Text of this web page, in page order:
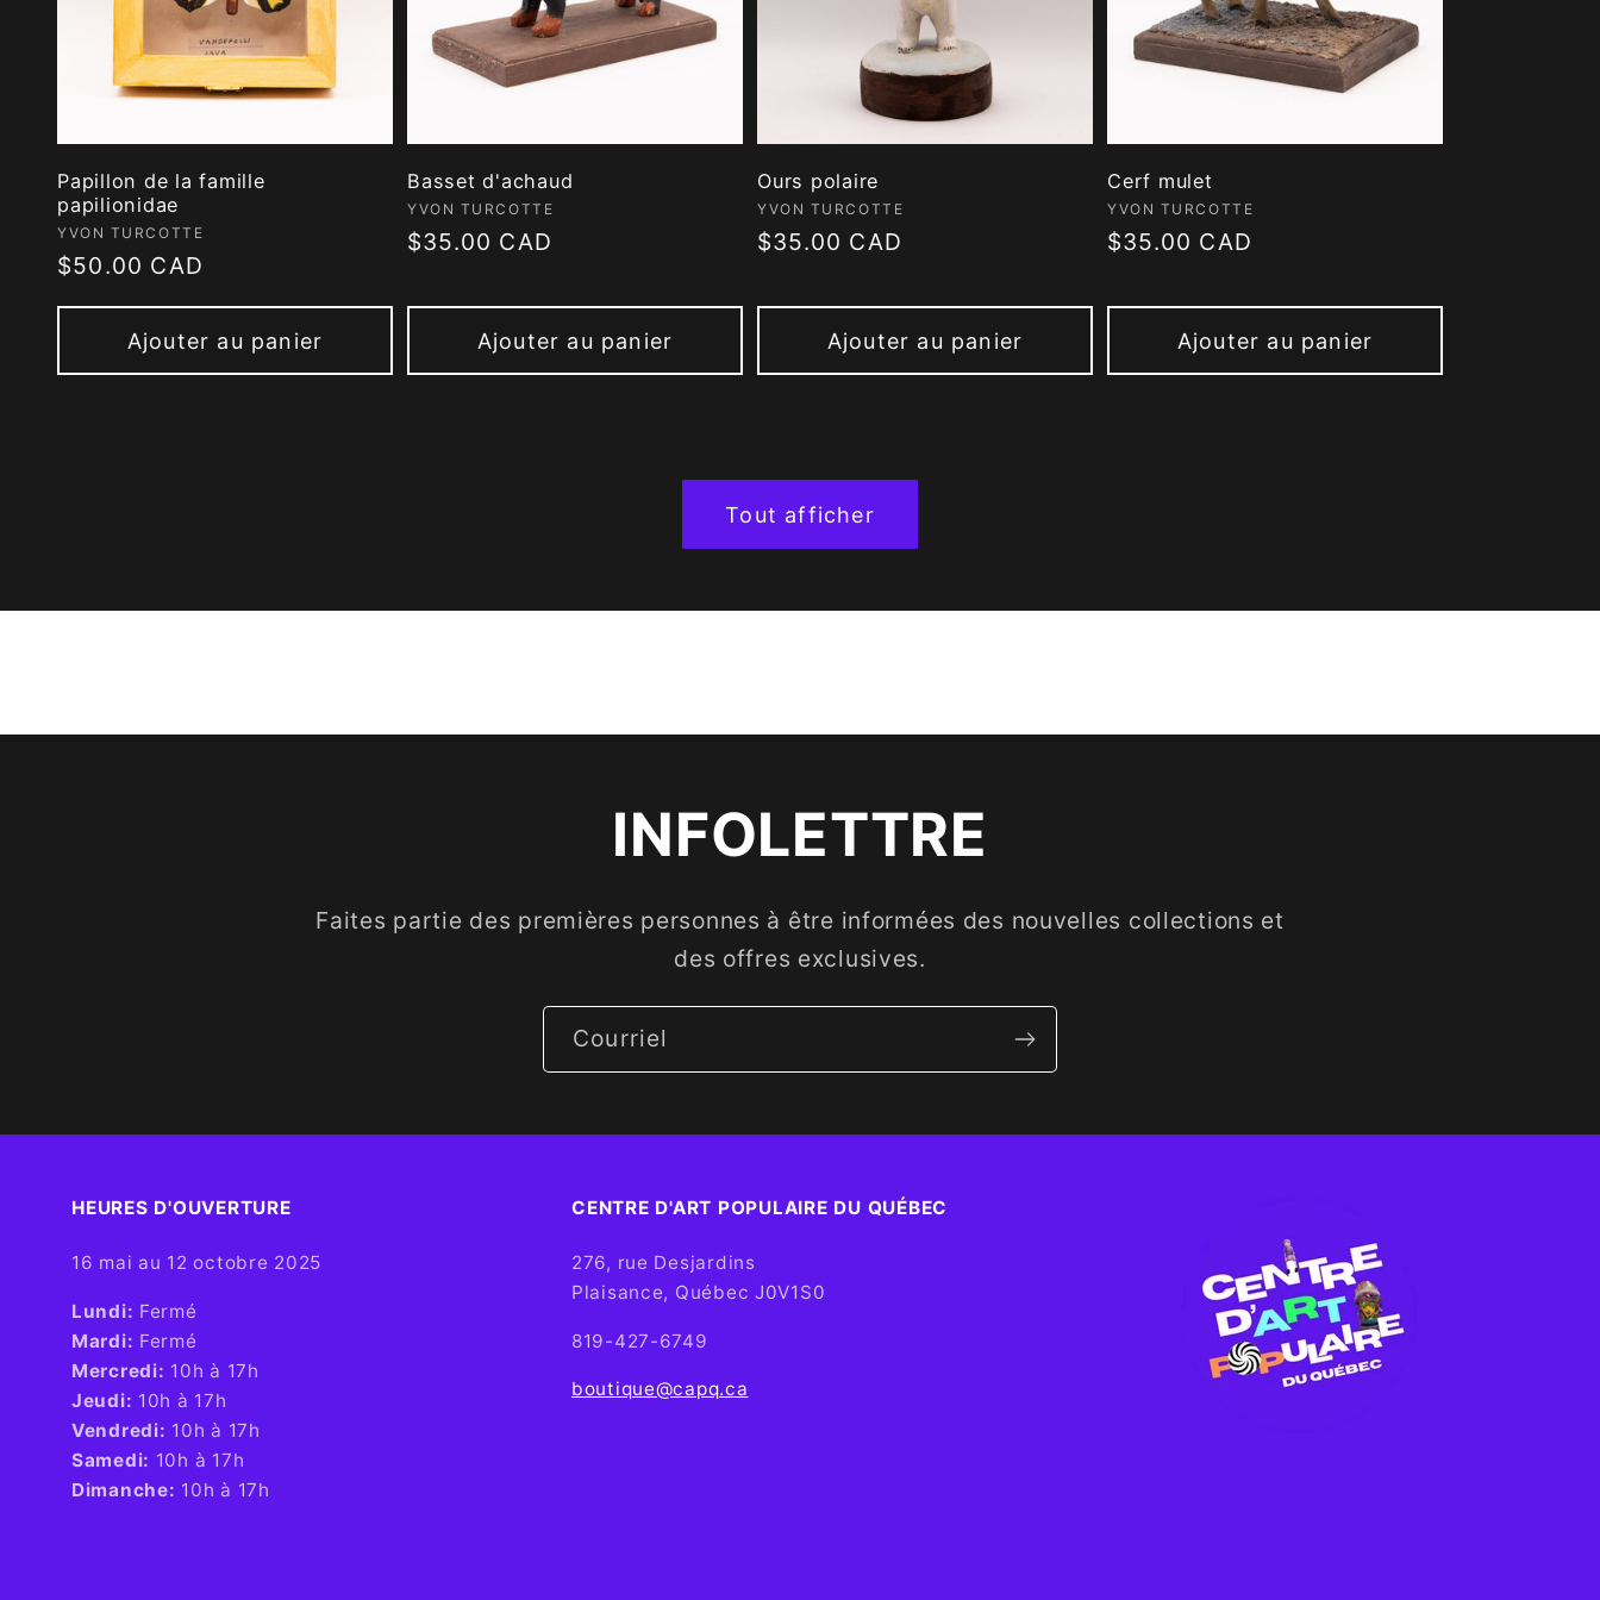
Papillon de la famille
papilionidae
Fournisseur :
YVON TURCOTTE
Prix
$50.00 CAD
Ajouter au panier
Basset d'achaud
Fournisseur :
YVON TURCOTTE
Prix
$35.00 CAD
Ajouter au panier
Ours polaire
Fournisseur :
YVON TURCOTTE
Prix
$35.00 CAD
Ajouter au panier
Cerf mulet
Fournisseur :
YVON TURCOTTE
Prix
$35.00 CAD
Ajouter au panier
Tout afficher
INFOLETTRE
Faites partie des premières personnes à être informées des nouvelles collections et
des offres exclusives.
Courriel
HEURES D'OUVERTURE​
16 mai au 12 octobre 2025
​Lundi: Fermé
Mardi: Fermé
Mercredi: 10h à 17h
Jeudi: 10h à 17h
Vendredi: 10h à 17h
Samedi: 10h à 17h
Dimanche: 10h à 17h
CENTRE D'ART POPULAIRE DU QUÉBEC
276, rue Desjardins
Plaisance, Québec J0V1S0
819-427-6749
boutique@capq.ca